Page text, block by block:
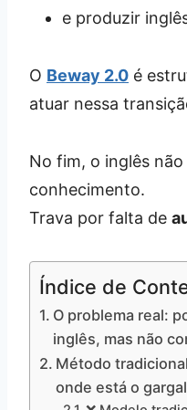
e produzir
O Beway 2.0 é
atuar nessa
No fim, o inglês
conhecimento.
Trava por falta de
Índice de
O problema real:
inglês, mas não
Método
onde está o